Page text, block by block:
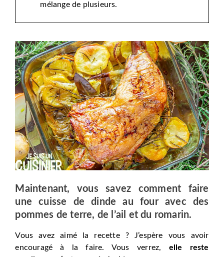
mélange de plusieurs.
Maintenant, vous savez comment faire
une cuisse de dinde au four avec des
pommes de terre, de l’ail et du romarin.
Vous avez aimé la recette ? J’espère vous avoir
encouragé à la faire. Vous verrez, elle reste